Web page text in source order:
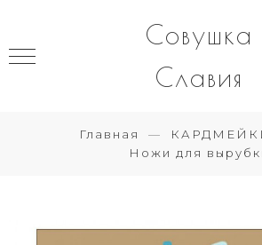
Совушка
Славия
Главная
Ножи для